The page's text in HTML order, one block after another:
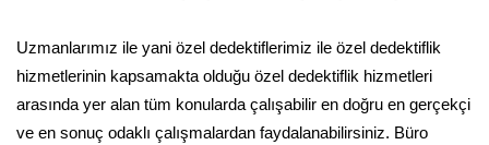
Uzmanlarımız ile yani özel dedektiflerimiz ile özel dedektiflik
hizmetlerinin kapsamakta olduğu özel dedektiflik hizmetleri
arasında yer alan tüm konularda çalışabilir en doğru en gerçekçi
ve en sonuç odaklı çalışmalardan faydalanabilirsiniz. Büro